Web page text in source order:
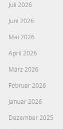
Juli 2026
Juni 2026
Mai 2026
April 2026
März 2026
Februar 2026
Januar 2026
Dezember 2025